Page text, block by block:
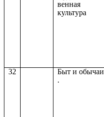
венная
культура
32
Быт и обычаи
.